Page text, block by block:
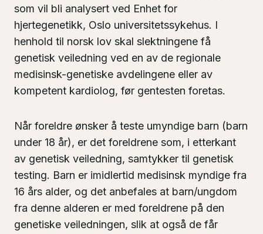
som vil bli analysert ved Enhet for
hjertegenetikk, Oslo universitetssykehus. I
henhold til norsk lov skal slektningene få
genetisk veiledning ved en av de regionale
medisinsk-genetiske avdelingene eller av
kompetent kardiolog, før gentesten foretas.
Når foreldre ønsker å teste umyndige barn (barn
under 18 år), er det foreldrene som, i etterkant
av genetisk veiledning, samtykker til genetisk
testing. Barn er imidlertid medisinsk myndige fra
16 års alder, og det anbefales at barn/ungdom
fra denne alderen er med foreldrene på den
genetiske veiledningen, slik at også de får